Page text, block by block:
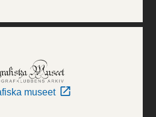
museet